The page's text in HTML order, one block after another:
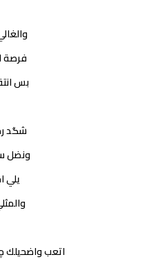
فرصة
بس
شگد
ونضل
يلي
اتعب